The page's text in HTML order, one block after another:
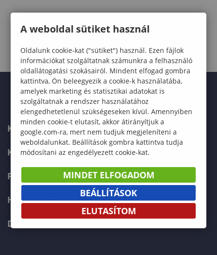
KARUNK
KÉPZÉSEK
FELVÉTELIZŐKNEK
HALLGATÓKNAK
DOKTORI ISKOLA
A weboldal sütiket használ
Oldalunk cookie-kat ("sütiket") használ. Ezen fájlok
információkat szolgáltatnak számunkra a felhasználó
oldallátogatási szokásairól. Mindent elfogad gombra
kattintva, Ön beleegyezik a cookie-k használatába,
amelyek marketing és statisztikai adatokat is
szolgáltatnak a rendszer használatához
elengedhetetlenül szükségeseken kívül. Amennyiben
minden cookie-t elutasít, akkor átirányítjuk a
google.com-ra, mert nem tudjuk megjeleníteni a
weboldalunkat. Beállítások gombra kattintva tudja
módosítani az engedélyezett cookie-kat.
MINDET ELFOGADOM
BEÁLLÍTÁSOK
ELUTASÍTOM